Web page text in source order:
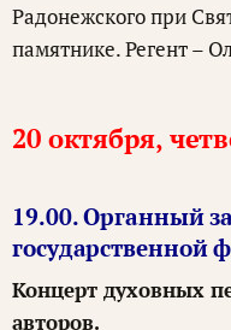
Радонежского при
памятнике. Регент –
20 октября,
19.00. Органный
государственной
Концерт духовных
авторов.